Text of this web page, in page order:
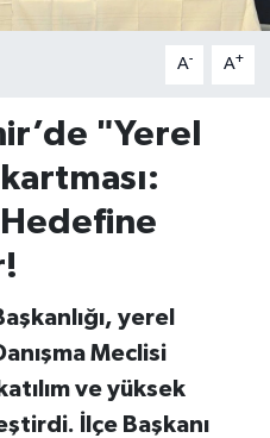
A- A+
"Yerel
Hedefine
yerel
Meclisi
ve yüksek
İlçe Başkanı